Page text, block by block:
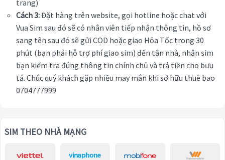
trang)
Cách 3:Đặt hàng trên website, gọi hotline hoặc chat với
Vua Sim sau đó sẽ có nhân viên tiếp nhận thông tin, hồ sơ
sang tên sau đó sẽ gửi COD hoặc giao Hỏa Tốc trong 30
phút (bạn phải hỗ trợ phí giao sim) đến tận nhà, nhận sim
bạn kiểm tra đúng thông tin chính chủ và trả tiền cho bưu
tá. Chúc quý khách gặp nhiều may mắn khi sở hữu thuê bao
0704777999
SIM THEO NHÀ MẠNG